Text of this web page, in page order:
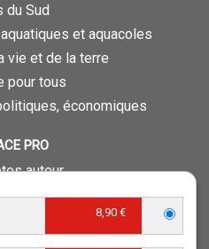
8,90 €
du Sud
et aquacoles
vie et de la terre
pour tous
économiques
PRO
auteur
journaliste
libraire